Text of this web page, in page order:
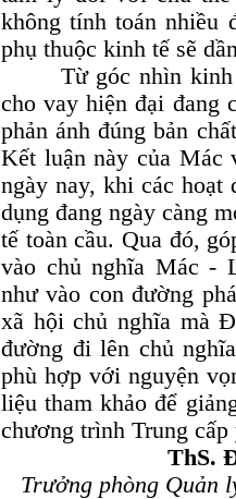
không tính toán nhiều
phụ thuộc kinh tế sẽ
Từ góc nhìn kinh
cho vay hiện đại đang
phản ánh đúng bản
Kết luận này của Mác
ngày nay, khi các hoạt
dụng đang ngày càng
tế toàn cầu. Qua đó,
vào chủ nghĩa Mác -
như vào con đường
xã hội chủ nghĩa mà
đường đi lên chủ
phù hợp với nguyện
liệu tham khảo để
chương trình Trung
ThS.
Trưởng phòng Quản